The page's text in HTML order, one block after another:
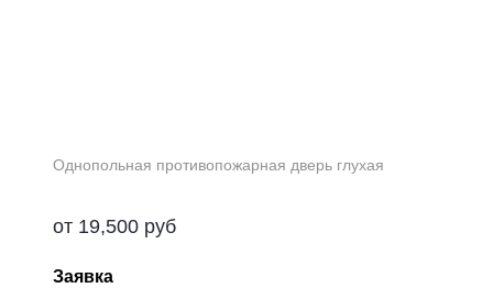
Однопольная противопожарная дверь глухая
от 19,500 руб
Заявка